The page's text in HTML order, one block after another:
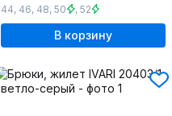
44, 46, 48, 50 , 52
В корзину